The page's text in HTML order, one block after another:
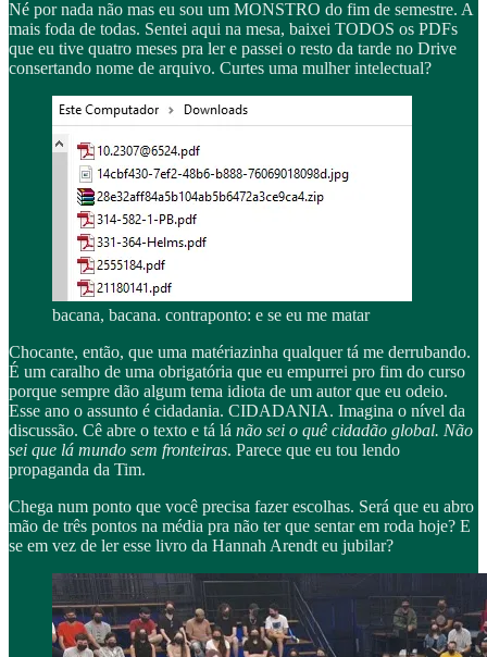
Né por nada não mas eu sou um MONSTRO do fim de semestre. A
mais foda de todas. Sentei aqui na mesa, baixei TODOS os PDFs
que eu tive quatro meses pra ler e passei o resto da tarde no Drive
consertando nome de arquivo. Curtes uma mulher intelectual?
bacana, bacana. contraponto: e se eu me matar
Chocante, então, que uma matériazinha qualquer tá me derrubando.
É um caralho de uma obrigatória que eu empurrei pro fim do curso
porque sempre dão algum tema idiota de um autor que eu odeio.
Esse ano o assunto é cidadania. CIDADANIA. Imagina o nível da
discussão. Cê abre o texto e tá lá não sei o quê cidadão global. Não
sei que lá mundo sem fronteiras. Parece que eu tou lendo
propaganda da Tim.
Chega num ponto que você precisa fazer escolhas. Será que eu abro
mão de três pontos na média pra não ter que sentar em roda hoje? E
se em vez de ler esse livro da Hannah Arendt eu jubilar?